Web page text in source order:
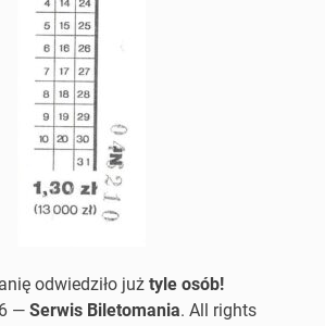
odwiedziło już tyle osób!
— Serwis Biletomania. All rights